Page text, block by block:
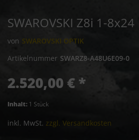
SWAROVSKI Z8i 1-8x24
von SWAROVSKI OPTIK
Artikelnummer SWARZ8-A48U6E09-0
2.520,00 € *
Inhalt: 1 Stück
inkl. MwSt. zzgl. Versandkosten